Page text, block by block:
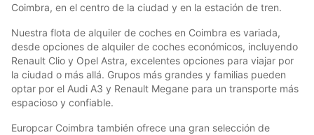
Coimbra, en el centro de la ciudad y en la estación de tren.
Nuestra flota de alquiler de coches en Coimbra es variada,
desde opciones de alquiler de coches económicos, incluyendo
Renault Clio y Opel Astra, excelentes opciones para viajar por
la ciudad o más allá. Grupos más grandes y familias pueden
optar por el Audi A3 y Renault Megane para un transporte más
espacioso y confiable.
Europcar Coimbra también ofrece una gran selección de